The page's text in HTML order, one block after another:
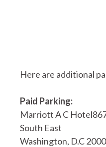
Here are additional
Paid Parking:
Marriott A C
South East
Washington, D.C